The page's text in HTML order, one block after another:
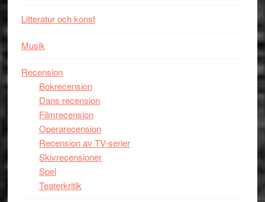
Litteratur och konst
Musik
Recension
Bokrecension
Dans recension
Filmrecension
Operarecension
Recension av TV-serier
Skivrecensioner
Spel
Teaterkritik